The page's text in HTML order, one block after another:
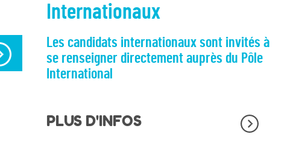
Internationaux
Les candidats internationaux sont invités à
se renseigner directement auprès du Pôle
International
PLUS D'INFOS